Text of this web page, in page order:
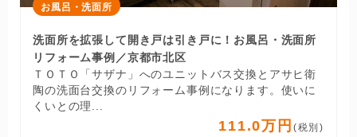
お風呂・洗面所
洗面所を拡張して開き戸は引き戸に！お風呂・洗面所
リフォーム事例／京都市北区
ＴＯＴＯ「サザナ」へのユニットバス交換とアサヒ衛
陶の洗面台交換のリフォーム事例になります。使いに
くいとの理...
111.0万円 (税別)